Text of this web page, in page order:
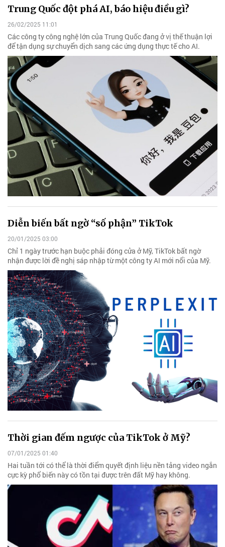
Trung Quốc đột phá AI, báo hiệu điều gì?
26/02/2025 11:01
Các công ty công nghệ lớn của Trung Quốc đang ở vị thế thuận lợi
để tận dụng sự chuyển dịch sang các ứng dụng thực tế cho AI.
Diễn biến bất ngờ “số phận” TikTok
20/01/2025 03:00
Chỉ 1 ngày trước hạn buộc phải đóng cửa ở Mỹ, TikTok bất ngờ
nhận được lời đề nghị sáp nhập từ một công ty AI mới nổi của Mỹ.
Thời gian đếm ngược của TikTok ở Mỹ?
07/01/2025 01:40
Hai tuần tới có thể là thời điểm quyết định liệu nền tảng video ngắn
cực kỳ phổ biến này có tồn tại được trên đất Mỹ hay không.